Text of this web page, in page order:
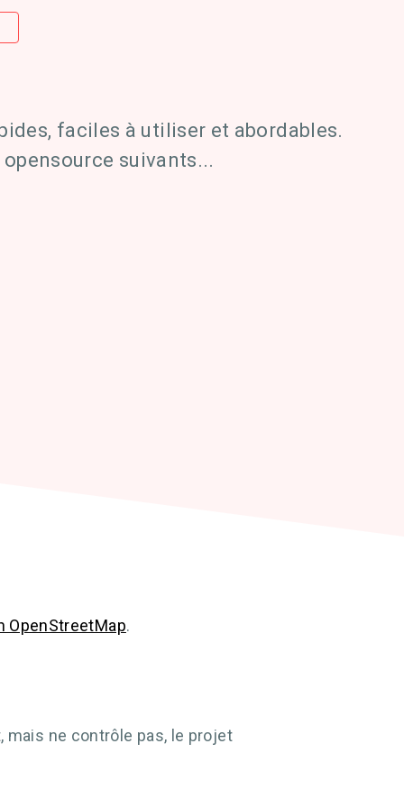
faciles à utiliser et abordables.
suivants...
OpenStreetMap.
mais ne contrôle pas, le projet